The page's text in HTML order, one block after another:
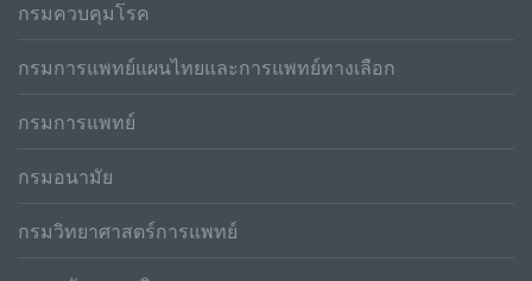
กรมควบคุมโรค
กรมการแพทย์แผนไทยและการแพทย์ทางเลือก
กรมการแพทย์
กรมอนามัย
กรมวิทยาศาสตร์การแพทย์